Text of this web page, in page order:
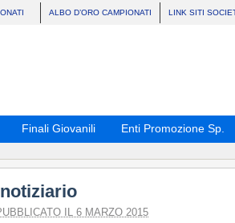
ALBO D’ORO CAMPIONATI LINK SITI
Finali Giovanili Enti Promozione Sp.
IL 6 MARZO 2015